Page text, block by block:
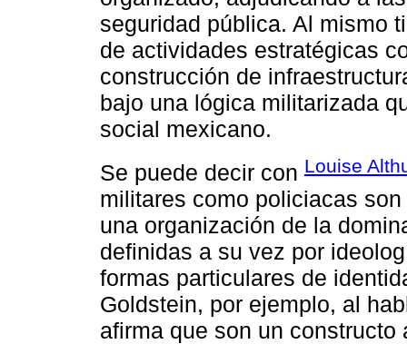
seguridad pública. Al mismo
de actividades estratégicas
construcción de
bajo una lógica militarizada
social mexicano.
Se puede decir con Louise
militares como policiacas
una organización de la
definidas a su vez por
formas particulares de
Goldstein, por ejemplo, al
afirma que son un